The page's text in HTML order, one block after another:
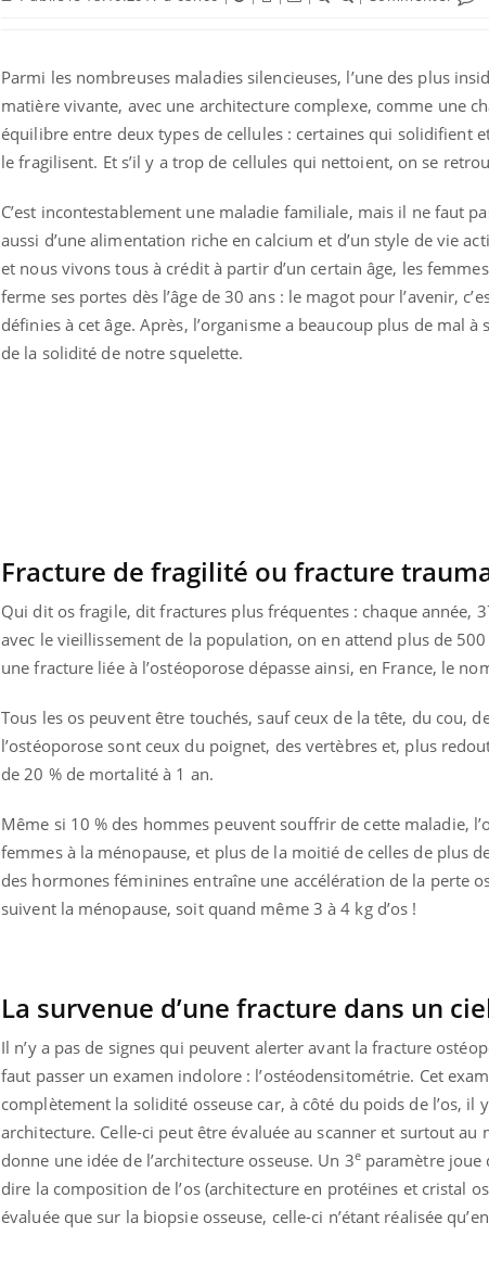
Parmi les nombreuses maladies silencieuses, l’une des plus
matière vivante, avec une architecture complexe, comme une
équilibre entre deux types de cellules : certaines qui solidifient
le fragilisent. Et s’il y a trop de cellules qui nettoient, on se
C’est incontestablement une maladie familiale, mais il ne faut
aussi d’une alimentation riche en calcium et d’un style de vie
et nous vivons tous à crédit à partir d’un certain âge, les
ferme ses portes dès l’âge de 30 ans : le magot pour l’avenir,
définies à cet âge. Après, l’organisme a beaucoup plus de mal
de la solidité de notre squelette.
Fracture de fragilité ou fracture
Qui dit os fragile, dit fractures plus fréquentes : chaque année,
avec le vieillissement de la population, on en attend plus de
une fracture liée à l’ostéoporose dépasse ainsi, en France, le
Tous les os peuvent être touchés, sauf ceux de la tête, du cou,
l’ostéoporose sont ceux du poignet, des vertèbres et, plus
de 20 % de mortalité à 1 an.
Même si 10 % des hommes peuvent souffrir de cette maladie,
femmes à la ménopause, et plus de la moitié de celles de plus
des hormones féminines entraîne une accélération de la perte
suivent la ménopause, soit quand même 3 à 4 kg d’os !
La survenue d’une fracture dans un
Il n’y a pas de signes qui peuvent alerter avant la fracture
faut passer un examen indolore : l’ostéodensitométrie. Cet
complètement la solidité osseuse car, à côté du poids de l’os,
architecture. Celle-ci peut être évaluée au scanner et surtout
donne une idée de l’architecture osseuse. Un 3eparamètre joue
dire la composition de l’os (architecture en protéines et cristal
évaluée que sur la biopsie osseuse, celle-ci n’étant réalisée
Vélo : et si vos douleurs
n’étaient pas liées à
l’effort ?
Et si les caries